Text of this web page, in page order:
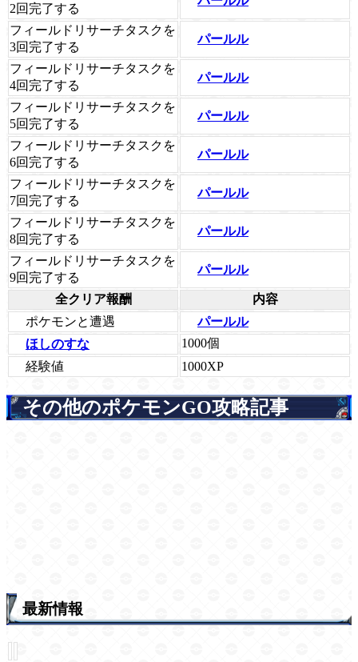
2回完了する
フィールドリサーチタスクを
3回完了する
パールル
フィールドリサーチタスクを
4回完了する
パールル
フィールドリサーチタスクを
5回完了する
パールル
フィールドリサーチタスクを
6回完了する
パールル
フィールドリサーチタスクを
7回完了する
パールル
フィールドリサーチタスクを
8回完了する
パールル
フィールドリサーチタスクを
9回完了する
パールル
全クリア報酬
内容
ポケモンと遭遇
パールル
ほしのすな
1000個
経験値
1000XP
その他のポケモンGO攻略記事
最新情報